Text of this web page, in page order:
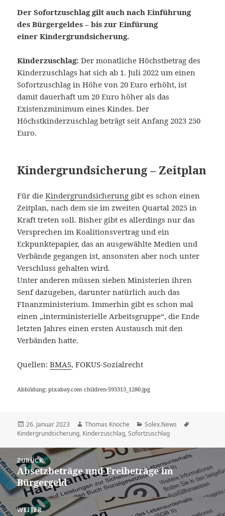
Der Sofortzuschlag gilt auch nach Einführung
des Bürgergeldes – bis zur Einfürung
einer Kindergrundsicherung.
Kinderzuschlag: Der monatliche Höchstbetrag des
Kinderzuschlags hat sich ab 1. Juli 2022 um einen
Sofortzuschlag in Höhe von 20 Euro erhöht, ist
damit dauerhaft um 20 Euro höher als das
Existenzminimum eines Kindes. Der
Höchstkinderzuschlag beträgt seit Anfang 2023 250
Euro.
Kindergrundsicherung – Zeitplan
Für dieKindergrundsicherung gibt es schon einen
Zeitplan, nach dem sie im zweiten Quartal 2025 in
Kraft treten soll. Bisher gibt es allerdings nur das
Versprechen im Koalitionsvertrag und ein
Eckpunktepapier, das an ausgewählte Medien und
Verbände gegangen ist, ansonsten aber noch unter
Verschluss gehalten wird.
Unter anderen müssen sieben Ministerien ihren
Senf dazugeben, darunter natürlich auch das
FInanzministerium. Immerhin gibt es schon mal
einen „interministerielle Arbeitsgruppe“, die Ende
letzten Jahres einen ersten Austausch mit den
Verbänden hatte.
Quellen:BMAS, FOKUS-Sozialrecht
Abbildung: pixabay.com children-593313_1280.jpg
Veröffentlicht
am
26. Januar 2023 Autor
Thomas Knoche Kategorien
Solex.News
Kindergrundsicherung, Kinderzuschlag,Sofortzuschlag
Beitragsnavigation
ZURÜCK
Vorheriger
Beitrag:
Absetzbeträge und Freibeträge im
Bürgergeld
WEITER